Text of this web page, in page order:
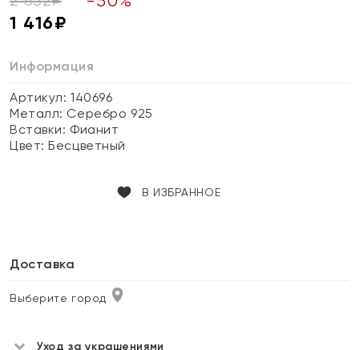
1 416₽
Информация
Артикул: 140696
Металл: Серебро 925
Вставки: Фианит
Цвет:Бесцветный
В ИЗБРАННОЕ
Доставка
Выберите город
Уход за украшениями